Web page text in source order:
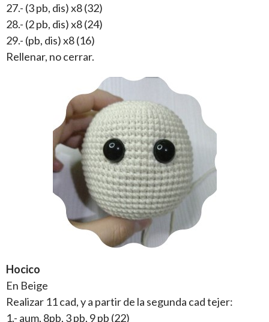
27.- (3 pb, dis) x8 (32)
28.- (2 pb, dis) x8 (24)
29.- (pb, dis) x8 (16)
Rellenar, no cerrar.
Hocico
En Beige
Realizar 11 cad, y a partir de la segunda cad tejer:
1.- aum, 8pb, 3 pb, 9 pb (22)